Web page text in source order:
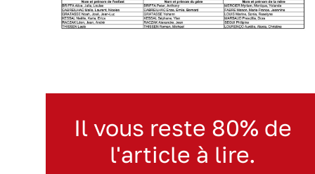
Il vous reste 80% de
l'article à lire.